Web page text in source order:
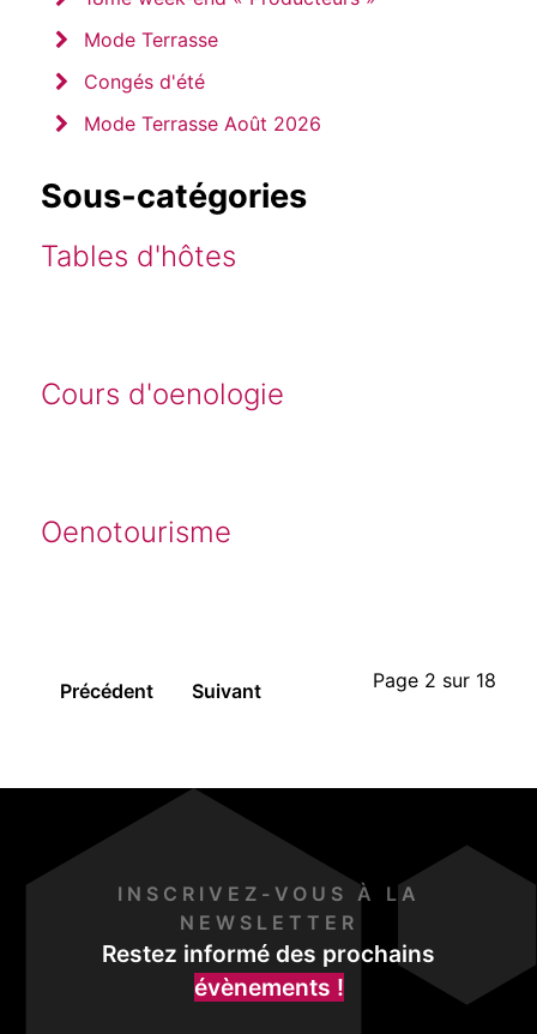
Mode Terrasse
Congés d'été
Mode Terrasse Août 2026
Sous-catégories
Tables d'hôtes
Cours d'oenologie
Oenotourisme
Page 2 sur 18
Précédent Suivant
INSCRIVEZ-VOUS À LA
NEWSLETTER
Restez informé des prochains
évènements !